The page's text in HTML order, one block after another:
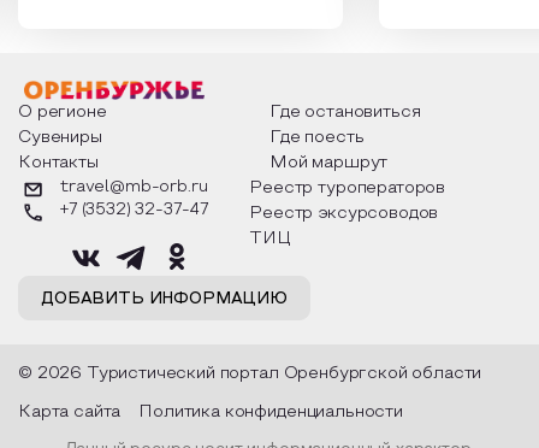
о том, как встречают новый год в
разных уголках страны, какие
обряды совершают на удачу и
благополучие, в чем схожи и
различаются традиции. Кто такой
Дед Мороз и откуда он пришел, как
его называют в разных уголках
страны и как появились елочные
Твардовского и
каждой строчке
восхищение
яркому времени
О регионе
Где остановиться
Сувениры
Где поесть
Контакты
Мой маршрут
ДОБАВИТЬ ИНФОРМАЦИЮ
travel@mb-orb.ru
+7 (3532) 32-37-47
Реестр туроператоров
Реестр эксурсоводов
ТИЦ
© 2026 Туристический портал Оренбургской области
Карта сайта Политика конфиденциальности